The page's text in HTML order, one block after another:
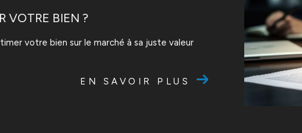
VOTRE BIEN ?
votre bien sur le marché à sa juste valeur
EN SAVOIR PLUS